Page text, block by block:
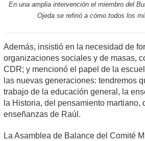
En una amplia intervención el miembro del
Ojeda se refirió a cómo todos los
Además, insistió en la necesidad de
organizaciones sociales y de masas,
CDR; y mencionó el papel de la
las nuevas generaciones: tendremos
trabajo de la educación general, la
la Historia, del pensamiento martiano,
enseñanzas de Raúl.
La Asamblea de Balance del Comité